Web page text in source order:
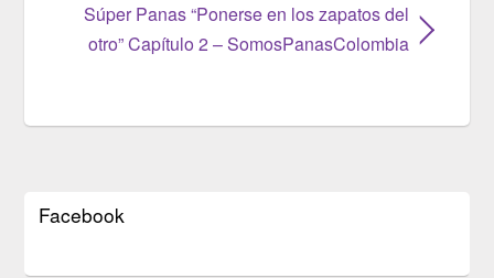
Súper Panas “Ponerse en los zapatos del
otro” Capítulo 2 – SomosPanasColombia
Facebook